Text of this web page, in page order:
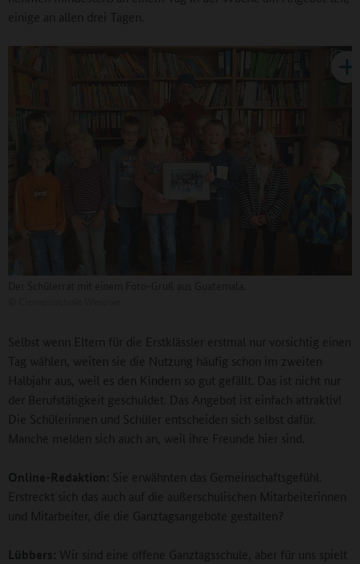
einige an allen drei Tagen.
Selbst wenn Eltern für die Erstklässler erstmal nur vorsichtig einen
Tag wählen, weiten sie die Nutzung häufig schon im zweiten
Halbjahr aus, weil es den Kindern so gut gefällt. Das ist nicht nur
der Berufstätigkeit geschuldet. Das Angebot ist einfach attraktiv!
Die Schülerinnen und Schüler entscheiden sich selbst dafür.
Manche melden sich auch an, weil ihre Freunde hier sind.
Online-Redaktion:
Sie erwähnten das Gemeinschaftsgefühl.
Erstreckt sich das auch auf die außerschulischen Mitarbeiterinnen
und Mitarbeiter, die die Ganztagsangebote gestalten?
Lübbers: Wir sind eine offene Ganztagsschule, aber für uns spielt